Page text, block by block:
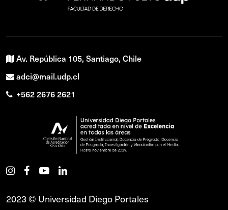
Av. República 105, Santiago, Chile
adci@mail.udp.cl
+562 2676 2621
2023 © Universidad Diego Portales